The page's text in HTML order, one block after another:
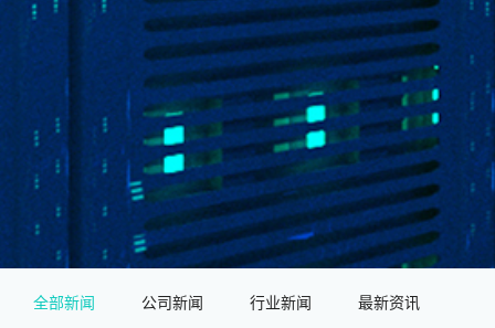
全部新闻 公司新闻 行业新闻 最新资讯